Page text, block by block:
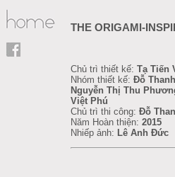
THE ORIGAMI-
Chủ trì thiết kế: Tạ Tiến
Nhóm thiết kế: Đỗ
Nguyễn Thị Thu
Việt Phú
Chủ trì thi công: Đỗ
Năm Hoàn thiện: 2015
Nhiếp ảnh: Lê Anh Đức